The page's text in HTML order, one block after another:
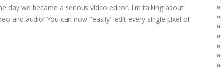
day we became a serious video editor. I'm talking about
and audio! You can now "easily" edit every single pixel of